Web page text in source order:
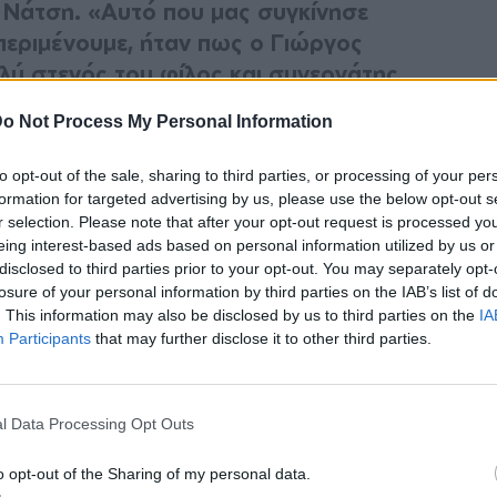
Not Process My Personal Information
opt-out of the sale, sharing to third parties, or processing of your
for targeted advertising by us, please use the below opt-out
selection. Please note that after your opt-out request is processed
interest-based ads based on personal information utilized by us
to third parties prior to your opt-out. You may separately
of your personal information by third parties on the IAB’s list of
This information may also be disclosed by us to third parties on the
Participants that may further disclose it to other third parties.
Data Processing Opt Outs
opt-out of the Sharing of my personal data.
Νάτση. «Αυτό που μας συγκίνησε
ήταν πως ο Γιώργος
στενός του φίλος και συνεργάτης
επικήδειο», είπε και
δώσει το ρεπορτάζ αλλά και να
Και είπε για τον επικήδειο του
γνωρίστηκε με τον Πάνο, πως πέρασε την
κωμωδίας και ο Πάνος δεν είχε και είχε
στην οντισιόν άρχισε να του
καθόταν εκεί και τον χάζευε
φάση”. Μιλούσε για τις πολύχρωμες
για τον ρόλο που έγραψε πάνω του ο